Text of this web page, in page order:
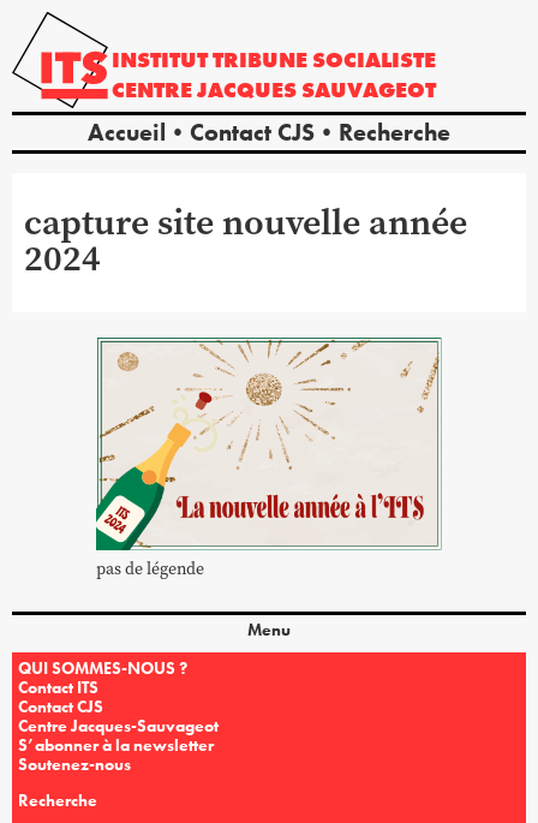
INSTITUTTRIBUNE SOCIALISTE
CENTREJACQUES SAUVAGEOT
Accueil Contact CJS Recherche
capture site nouvelle année
2024
pas de légende
Menu
QUI SOMMES-NOUS ?
Contact ITS
Contact CJS
Centre Jacques-Sauvageot
S’abonner à la newsletter
Soutenez-nous
Recherche